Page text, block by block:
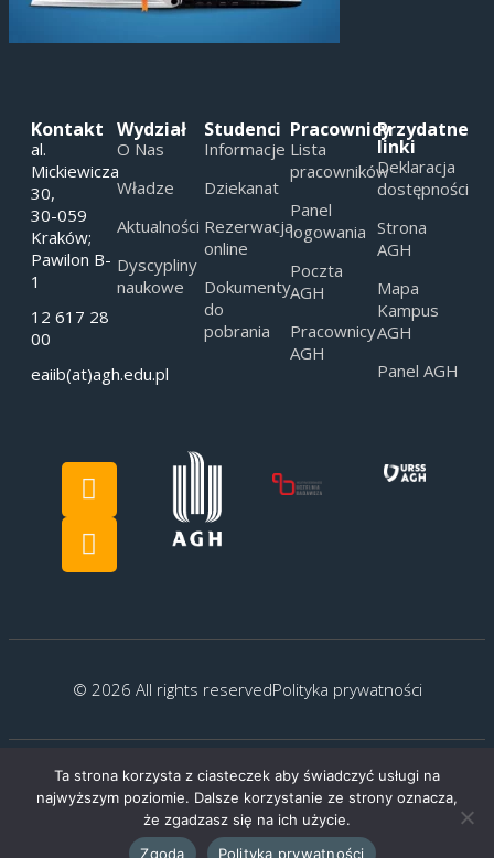
Kontakt
al.
Mickiewicza
30,
30-059
Kraków;
Pawilon B-
1
12 617 28
00
eaiib(at)agh.edu.pl
Wydział
O Nas
Władze
Aktualności
Dyscypliny
naukowe
Studenci
Informacje
Dziekanat
Rezerwacja
online
Dokumenty
do
pobrania
Pracownicy
Lista
pracowników
Panel
logowania
Poczta
AGH
Pracownicy
AGH
Przydatne
linki
Deklaracja
dostępności
Strona
AGH
Mapa
Kampus
AGH
Panel AGH
© 2026 All rights reservedPolityka prywatności
Created by: G.Kocyłowski
Ta strona korzysta z ciasteczek aby świadczyć usługi na
najwyższym poziomie. Dalsze korzystanie ze strony oznacza,
że zgadzasz się na ich użycie.
Zgoda
Polityka prywatności